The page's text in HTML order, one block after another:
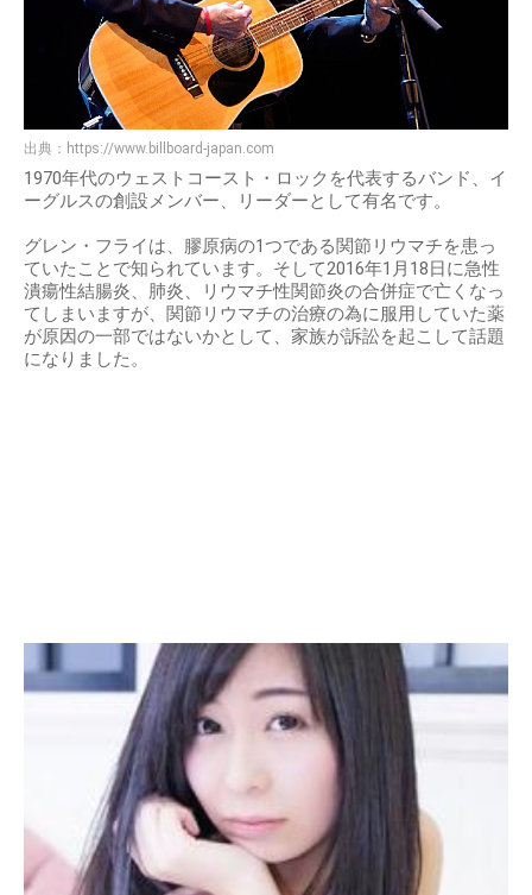
出典： https://www.billboard-japan.com
1970年代のウェストコースト・ロックを代表するバンド、イ
ーグルスの創設メンバー、リーダーとして有名です。
グレン・フライは、膠原病の1つである関節リウマチを患っ
ていたことで知られています。そして2016年1月18日に急性
潰瘍性結腸炎、肺炎、リウマチ性関節炎の合併症で亡くなっ
てしまいますが、関節リウマチの治療の為に服用していた薬
が原因の一部ではないかとして、家族が訴訟を起こして話題
になりました。